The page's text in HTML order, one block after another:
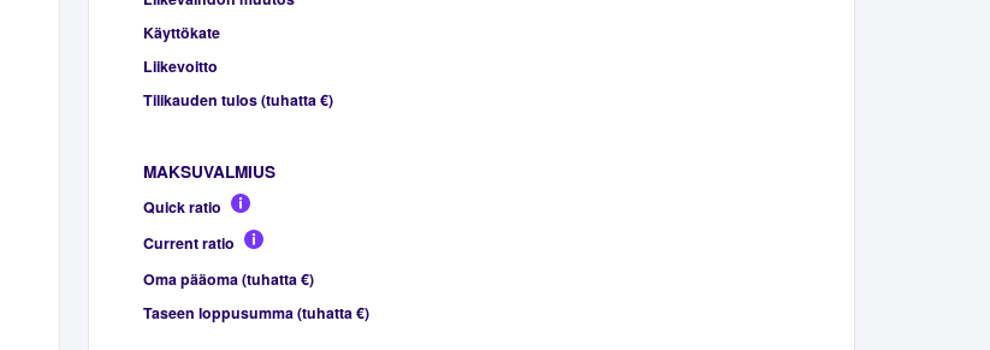
Käyttökate
Liikevoitto
Tilikauden tulos (tuhatta €)
MAKSUVALMIUS
Quick ratio
Current ratio
Oma pääoma (tuhatta €)
Taseen loppusumma (tuhatta €)